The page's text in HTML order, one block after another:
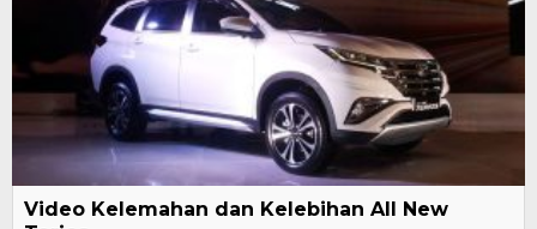
Video Kelemahan dan Kelebihan All New